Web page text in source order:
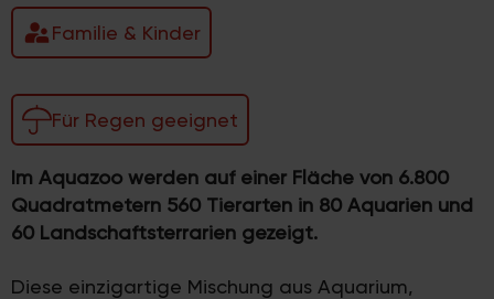
Familie & Kinder
Für Regen geeignet
Im Aquazoo werden auf einer Fläche von 6.800
Quadratmetern 560 Tierarten in 80 Aquarien und
60 Landschaftsterrarien gezeigt.
Diese einzigartige Mischung aus Aquarium,